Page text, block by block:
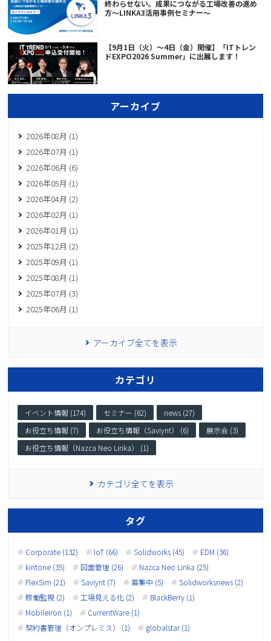
終わらせない。成果につながる工場改善の進め
方～LINKA3活用事例セミナー～
【9月1日（火）～4日（金）開催】「ITトレン
ドEXPO2026 Summer」に出展します！
アーカイブ
2026年08月 (1)
2026年07月 (1)
2026年06月 (6)
2026年05月 (1)
2026年04月 (2)
2026年02月 (1)
2026年01月 (1)
2025年12月 (2)
2025年09月 (1)
2025年08月 (1)
2025年07月 (3)
2025年06月 (1)
アーカイブ全てを表示
カテゴリ
イベント情報 (174) セミナー (62)
news (27)
お役立ち情報 (7)
お役立ち情報（Saviynt） (6)
展示会 (3)
お役立ち情報（Nazca Neo Linka） (1)
カテゴリ全てを表示
タグ
Corporate (132) IoT (66) Solidworks (45)
EDM (36)
kintone (35)
図面管理 (26)
Nazca Neo Linka (25)
FlexSim (21)
Saviynt (7) 募集中 (5)
Solidworksnews (2)
稼働監視 (2)
工場見える化 (2)
BlackBerry (1)
MobileIron (1)
CurrentWare (1)
契約書管理（オンプレミス） (1)
globalstar (1)